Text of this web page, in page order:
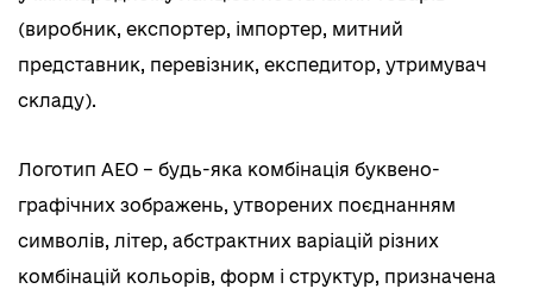
(виробник, експортер, імпортер, митний
представник, перевізник, експедитор, утримувач
складу).
Логотип АЕО – будь-яка комбінація буквено-
графічних зображень, утворених поєднанням
символів, літер, абстрактних варіацій різних
комбінацій кольорів, форм і структур, призначена